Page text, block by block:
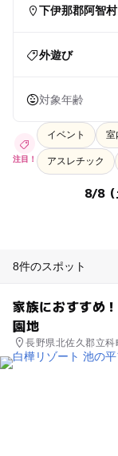
下伊那郡阿智村
外遊び
対象年齢
注目！
イベント 室
アスレチック
8件のスポット
家族におすすめ
園地
長野県北佐久郡立科